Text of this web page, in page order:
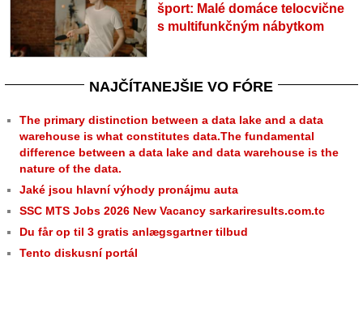
šport: Malé domáce telocvične
s multifunkčným nábytkom
NAJČÍTANEJŠIE VO FÓRE
The primary distinction between a data lake and a data
warehouse is what constitutes data.The fundamental
difference between a data lake and data warehouse is the
nature of the data.
Jaké jsou hlavní výhody pronájmu auta
SSC MTS Jobs 2026 New Vacancy sarkariresults.com.tc
Du får op til 3 gratis anlægsgartner tilbud
Tento diskusní portál